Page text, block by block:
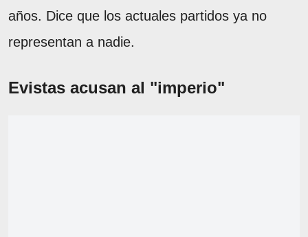
años. Dice que los actuales partidos ya no
representan a nadie.
Evistas acusan al "imperio"